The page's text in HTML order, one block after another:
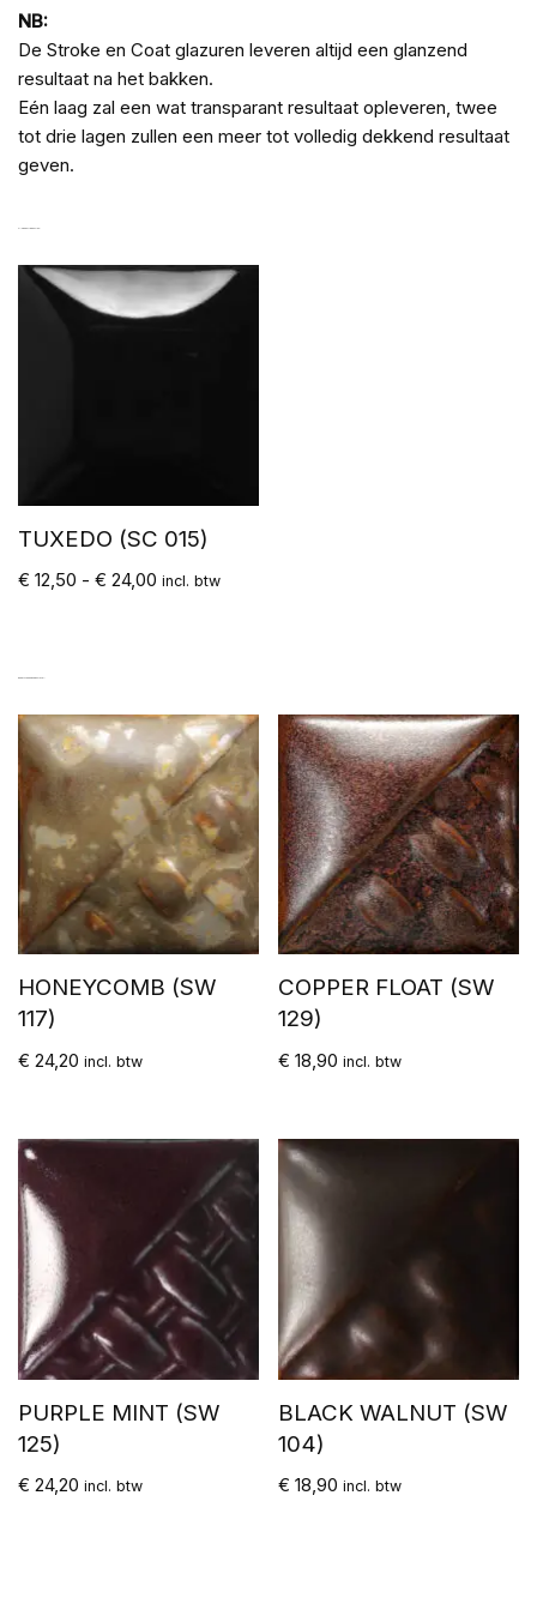
NB:
De Stroke en Coat glazuren leveren altijd een glanzend
resultaat na het bakken.
Eén laag zal een wat transparant resultaat opleveren, twee
tot drie lagen zullen een meer tot volledig dekkend resultaat
geven.
TUXEDO (SC 015)
€ 12,50 - € 24,00 incl. btw
HONEYCOMB (SW
117)
€ 24,20 incl. btw
COPPER FLOAT (SW
129)
€ 18,90 incl. btw
PURPLE MINT (SW
125)
€ 24,20 incl. btw
BLACK WALNUT (SW
104)
€ 18,90 incl. btw